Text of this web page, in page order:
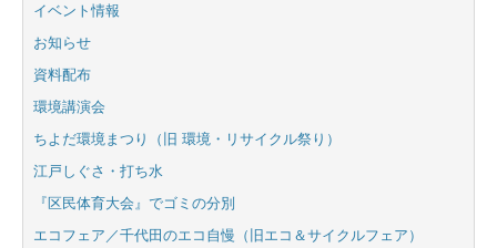
イベント情報
お知らせ
資料配布
環境講演会
ちよだ環境まつり（旧 環境・リサイクル祭り）
江戸しぐさ・打ち水
『区民体育大会』でゴミの分別
エコフェア／千代田のエコ自慢（旧エコ＆サイクルフェア）